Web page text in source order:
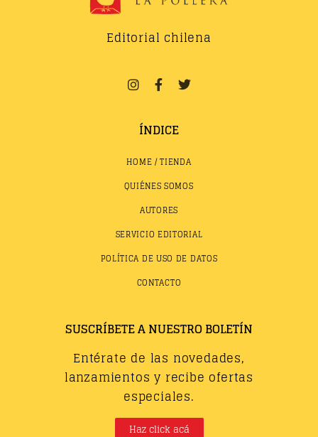
Editorial chilena
ÍNDICE
HOME / TIENDA
QUIÉNES SOMOS
AUTORES
SERVICIO EDITORIAL
POLÍTICA DE USO DE DATOS
CONTACTO
SUSCRÍBETE A NUESTRO BOLETÍN
Entérate de las novedades,
lanzamientos y recibe ofertas
especiales.
Haz click acá